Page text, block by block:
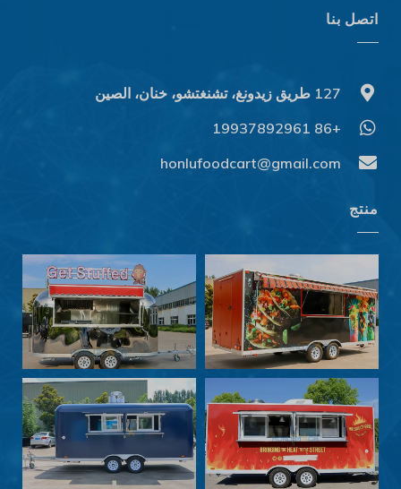
اتصل بنا
127 طريق زيدونغ، تشنغتشو، خنان، الصين
+86 19937892961
honlufoodcart@gmail.com
منتج
Latviešu valoda
Dansk
Hrvatski
Српски језик
Norsk nynorsk
Maori
Eesti
Български
Slovenčina
Svenska